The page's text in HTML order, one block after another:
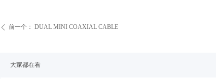
大家都在看
ꄴ 前一个： DUAL MINI COAXIAL CABLE